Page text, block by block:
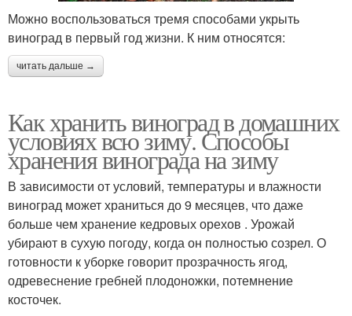
Можно воспользоваться тремя способами укрыть
виноград в первый год жизни. К ним относятся:
читать дальше →
Как хранить виноград в домашних
условиях всю зиму. Способы
хранения винограда на зиму
В зависимости от условий, температуры и влажности
виноград может храниться до 9 месяцев, что даже
больше чем хранение кедровых орехов . Урожай
убирают в сухую погоду, когда он полностью созрел. О
готовности к уборке говорит прозрачность ягод,
одревеснение гребней плодоножки, потемнение
косточек.